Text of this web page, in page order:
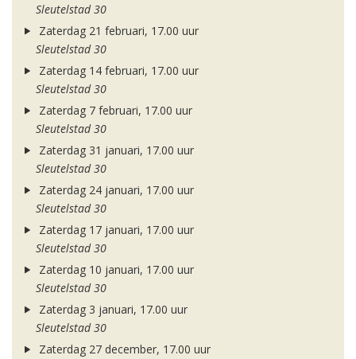
Sleutelstad 30
Zaterdag 21 februari, 17.00 uur
Sleutelstad 30
Zaterdag 14 februari, 17.00 uur
Sleutelstad 30
Zaterdag 7 februari, 17.00 uur
Sleutelstad 30
Zaterdag 31 januari, 17.00 uur
Sleutelstad 30
Zaterdag 24 januari, 17.00 uur
Sleutelstad 30
Zaterdag 17 januari, 17.00 uur
Sleutelstad 30
Zaterdag 10 januari, 17.00 uur
Sleutelstad 30
Zaterdag 3 januari, 17.00 uur
Sleutelstad 30
Zaterdag 27 december, 17.00 uur